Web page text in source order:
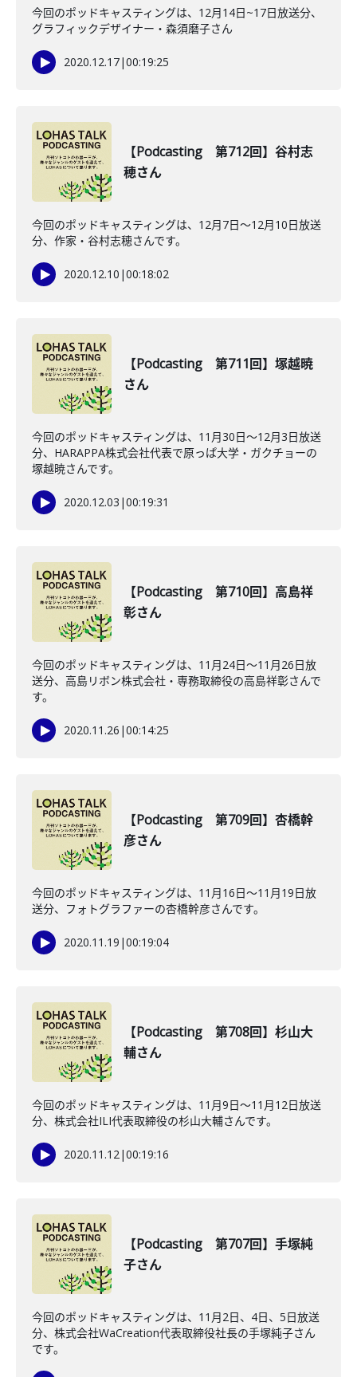
今回のポッドキャスティングは、12月14日~17日放送分、
グラフィックデザイナー・森須磨子さん
2020.12.17|00:19:25
【Podcasting 第712回】谷村志
穂さん
今回のポッドキャスティングは、12月7日〜12月10日放送
分、作家・谷村志穂さんです。
2020.12.10 |00:18:02
【Podcasting 第711回】塚越暁
さん
今回のポッドキャスティングは、11月30日〜12月3日放送
分、HARAPPA株式会社代表で原っぱ大学・ガクチョーの
塚越暁さんです。
2020.12.03 |00:19:31
【Podcasting 第710回】高島祥
彰さん
今回のポッドキャスティングは、11月24日〜11月26日放
送分、高島リボン株式会社・専務取締役の高島祥彰さんで
す。
2020.11.26 |00:14:25
【Podcasting 第709回】杏橋幹
彦さん
今回のポッドキャスティングは、11月16日〜11月19日放
送分、フォトグラファーの杏橋幹彦さんです。
2020.11.19 |00:19:04
【Podcasting 第708回】杉山大
輔さん
今回のポッドキャスティングは、11月9日〜11月12日放送
分、株式会社ILI代表取締役の杉山大輔さんです。
2020.11.12|00:19:16
【Podcasting 第707回】手塚純
子さん
今回のポッドキャスティングは、11月2日、4日、5日放送
分、株式会社WaCreation代表取締役社長の手塚純子さん
です。